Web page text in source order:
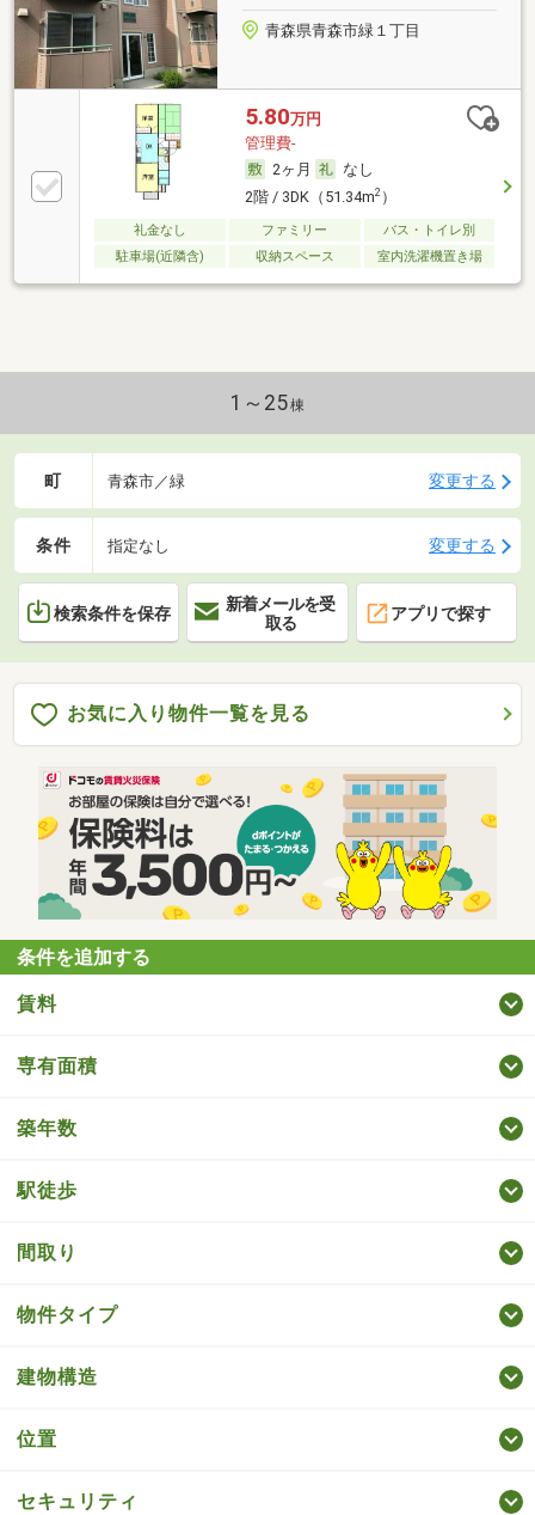
青森県青森市緑１丁目
5.80万円
管理費-
2ヶ月
なし
2階 / 3DK（51.34m2）
礼金なし ファミリー
バス・トイレ別
駐車場(近隣含)
収納スペース 室内洗濯機置き場
1～25棟
町 青森市／緑 変更する
条件 指定なし 変更する
検索条件を保存
新着メールを受
取る
アプリで探す
お気に入り物件一覧を見る
条件を追加する
賃料
専有面積
築年数
駅徒歩
間取り
物件タイプ
建物構造
位置
セキュリティ